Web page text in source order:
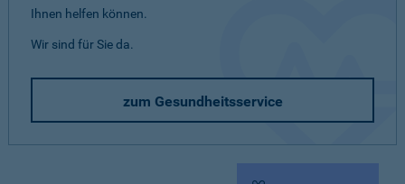
Ihnen helfen können.
Wir sind für Sie da.
zum Gesundheitsservice